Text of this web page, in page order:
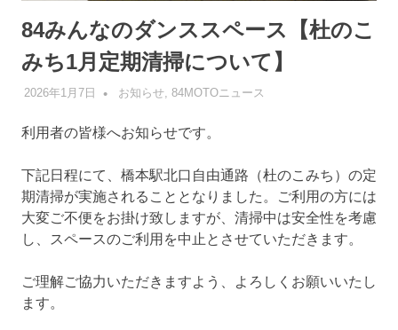
84みんなのダンススペース【杜のこ
みち1月定期清掃について】
2026年1月7日 管理者
お知らせ, 84MOTOニュース
利用者の皆様へお知らせです。
下記日程にて、橋本駅北口自由通路（杜のこみち）の定
期清掃が実施されることとなりました。ご利用の方には
大変ご不便をお掛け致しますが、清掃中は安全性を考慮
し、スペースのご利用を中止とさせていただきます。
ご理解ご協力いただきますよう、よろしくお願いいたし
ます。